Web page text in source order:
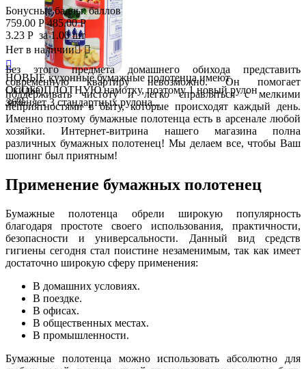
Скидка
36%
Бонусные баллы: баллов
759.00 Р 485.00 Р
3.23 Р за 1.00 шт
Нет в наличии 

НОВЫЕ кухонные бумажные полотенца имеют
ОСОБОПЛОТНУЮ намотку, поэтому 1 новый рулон
заменяет 3 стандартных рулона...
Без этого предмета домашнего обихода представить
современную квартиру невозможно. Он помогает
поддерживать чистоту и легко справляться с мелкими
неприятностями в быту, которые происходят каждый день.
Именно поэтому бумажные полотенца есть в арсенале любой
хозяйки. Интернет-витрина нашего магазина полна
различных бумажных полотенец! Мы делаем все, чтобы Ваш
шопинг был приятным!
Применение бумажных полотенец
Бумажные полотенца обрели широкую популярность
благодаря простоте своего использования, практичности,
безопасности и универсальности. Данный вид средств
гигиены сегодня стал поистине незаменимым, так как имеет
достаточно широкую сферу применения:
В домашних условиях.
В поездке.
В офисах.
В общественных местах.
В промышленности.
Бумажные полотенца можно использовать абсолютно для